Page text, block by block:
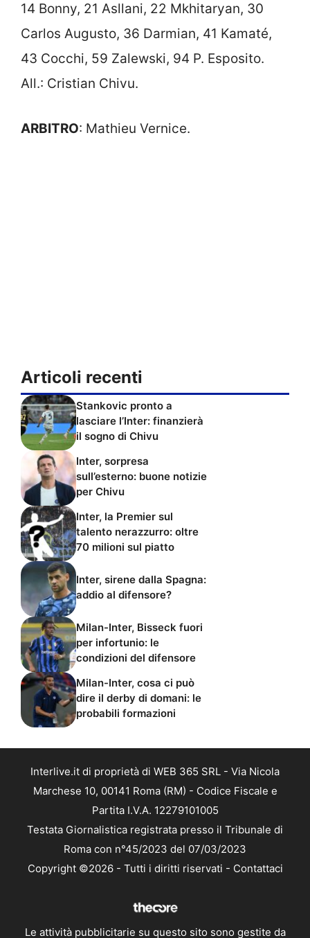
14 Bonny, 21 Asllani, 22 Mkhitaryan, 30
Carlos Augusto, 36 Darmian, 41 Kamaté,
43 Cocchi, 59 Zalewski, 94 P. Esposito.
All.: Cristian Chivu.
ARBITRO: Mathieu Vernice.
Articoli recenti
Stankovic pronto a
lasciare l’Inter: finanzierà
il sogno di Chivu
Inter, sorpresa
sull’esterno: buone notizie
per Chivu
Inter, la Premier sul
talento nerazzurro: oltre
70 milioni sul piatto
Inter, sirene dalla Spagna:
addio al difensore?
Milan-Inter, Bisseck fuori
per infortunio: le
condizioni del difensore
Milan-Inter, cosa ci può
dire il derby di domani: le
probabili formazioni
Interlive.it di proprietà di WEB 365 SRL - Via Nicola
Marchese 10, 00141 Roma (RM) - Codice Fiscale e
Partita I.V.A. 12279101005
Testata Giornalistica registrata presso il Tribunale di
Roma con n°45/2023 del 07/03/2023
Copyright ©2026 - Tutti i diritti riservati - Contattaci
Le attività pubblicitarie su questo sito sono gestite da